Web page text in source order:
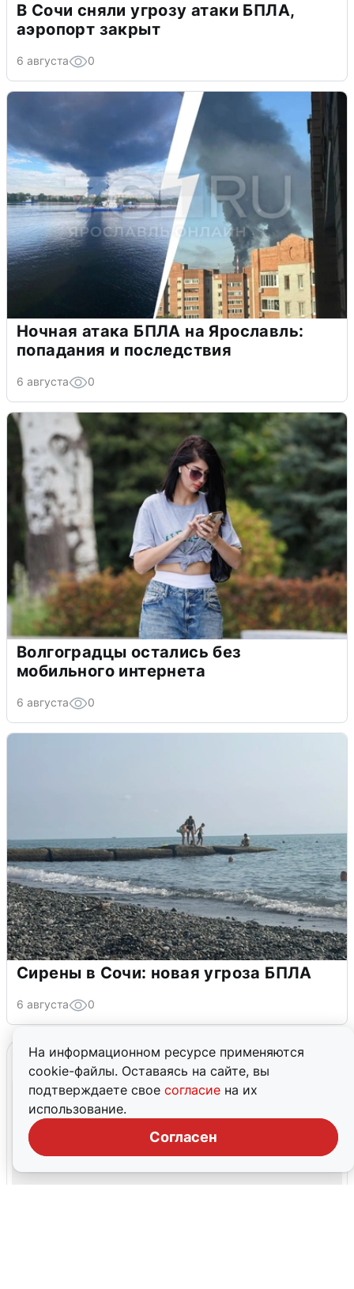
На информационном ресурсе применяются
cookie-файлы. Оставаясь на сайте, вы
подтверждаете свое согласие на их
использование.
Согласен
В Сочи сняли угрозу атаки БПЛА,
аэропорт закрыт
6 августа 0
Ночная атака БПЛА на Ярославль:
попадания и последствия
6 августа 0
Волгоградцы остались без
мобильного интернета
6 августа 0
Сирены в Сочи: новая угроза БПЛА
6 августа 0